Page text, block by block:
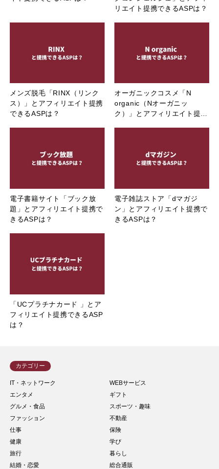
リエイト提携できるASPは？
メンズ脱毛「RINX（リンク
ス）」とアフィリエイト提携
できるASPは？
オーガニックコスメ「N
organic（Nオーガニッ
ク）」とアフィリエイト提…
電子書籍サイト「ブック放
題」とアフィリエイト提携で
きるASPは？
電子雑誌ストア「dマガジ
ン」とアフィリエイト提携で
きるASPは？
「UCプラチナカード 」とア
フィリエイト提携できるASP
は？
カテゴリー
IT・ネットワーク
WEBサービス
エンタメ
ギフト
グルメ・食品
スポーツ・趣味
ファッション
不動産
仕事
保険
健康
学び
旅行
暮らし
結婚・恋愛
総合通販